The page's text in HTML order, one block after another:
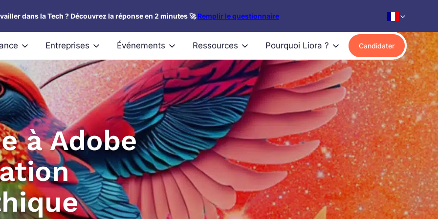
dans la Tech ? Découvrez la réponse en 2 minutes 🚀Remplir le questionnaire
Entreprises Événements Ressources Pourquoi Liora ? Candidater
à Adobe